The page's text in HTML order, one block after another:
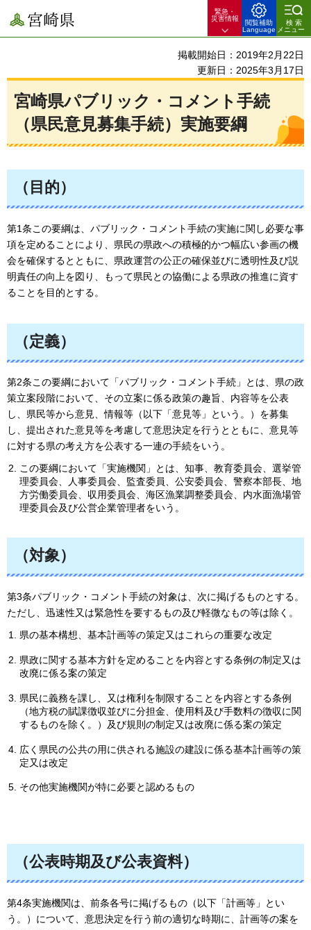
宮崎県
緊急・
災害情報
閲覧補助
Language
検索
メニュー
掲載開始日：2019年2月22日
更新日：2025年3月17日
宮崎県パブリック・コメント手続
（県民意見募集手続）実施要綱
（目的）
第1条この要綱は、パブリック・コメント手続の実施に関し必要な事
項を定めることにより、県民の県政への積極的かつ幅広い参画の機
会を確保するとともに、県政運営の公正の確保並びに透明性及び説
明責任の向上を図り、もって県民との協働による県政の推進に資す
ることを目的とする。
（定義）
第2条この要綱において「パブリック・コメント手続」とは、県の政
策立案段階において、その立案に係る政策の趣旨、内容等を公表
し、県民等から意見、情報等（以下「意見等」という。）を募集
し、提出された意見等を考慮して意思決定を行うとともに、意見等
に対する県の考え方を公表する一連の手続をいう。
この要綱において「実施機関」とは、知事、教育委員会、選挙管
理委員会、人事委員会、監査委員、公安委員会、警察本部長、地
方労働委員会、収用委員会、海区漁業調整委員会、内水面漁場管
理委員会及び公営企業管理者をいう。
（対象）
第3条パブリック・コメント手続の対象は、次に掲げるものとする。
ただし、迅速性又は緊急性を要するもの及び軽微なもの等は除く。
県の基本構想、基本計画等の策定又はこれらの重要な改定
県政に関する基本方針を定めることを内容とする条例の制定又は
改廃に係る案の策定
県民に義務を課し、又は権利を制限することを内容とする条例
（地方税の賦課徴収並びに分担金、使用料及び手数料の徴収に関
するものを除く。）及び規則の制定又は改廃に係る案の策定
広く県民の公共の用に供される施設の建設に係る基本計画等の策
定又は改定
その他実施機関が特に必要と認めるもの
（公表時期及び公表資料）
第4条実施機関は、前条各号に掲げるもの（以下「計画等」とい
う。）について、意思決定を行う前の適切な時期に、計画等の案を